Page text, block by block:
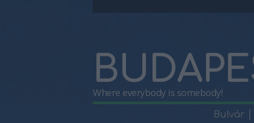
Where everybody is somebody!
Bulvár